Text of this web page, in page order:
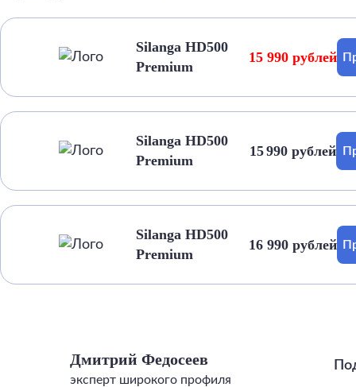
Silanga HD500
Premium
15 990 рублей
Silanga HD500
Premium
15 990 рублей
Silanga HD500
Premium
16 990 рублей
Дмитрий Федосеев
эксперт широкого профиля